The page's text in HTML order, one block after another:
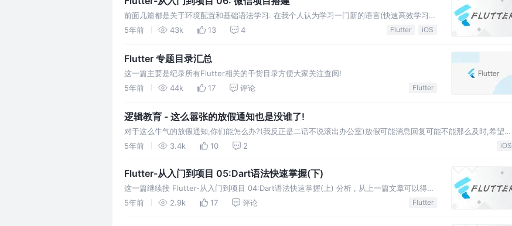
前面几篇都是关于环境配置和基础语法学习. 在我个人认为学习一门新的语言(快速高效学习)
一定是通过实践,最好的就是带着项目实操,如果你能够仿写下一个项目那么基本就差不多了!
5年前 43k 13 4 Flutter iOS
Flutter 专题目录汇总
这一篇主要是纪录所有Flutter相关的干货目录方便大家关注查阅!
5年前
44k 17 评论 Flutter
逻辑教育 - 这么嚣张的放假通知也是没谁了!
对于这么牛气的放假通知,你们能怎么办?(我反正是二话不说滚出办公室)放假可能消息回复可能不能那么及时,希望大
家能够理解预祝大家:牛年大吉-牛气冲天
5年前 3.4k 10 2 iOS
Flutter-从入门到项目 05:Dart语法快速掌握(下)
这一篇继续接 Flutter-从入门到项目 04:Dart语法快速掌握(上) 分析 , 从上一篇文章可以得出
大家不太喜欢看语法相关类的文章. 但是没有关系 我还是继续写: 毕竟工欲善其事必先利其器
5年前 2.9k 17 评论 Flutter